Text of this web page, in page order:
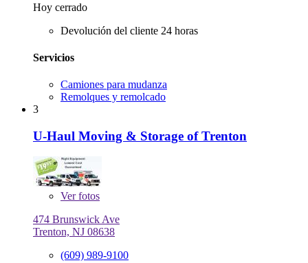
Hoy cerrado
Devolución del cliente 24 horas
Servicios
Camiones para mudanza
Remolques y remolcado
3
U-Haul Moving & Storage of Trenton
Verfotos
474 Brunswick Ave
Trenton, NJ 08638
(609) 989-9100